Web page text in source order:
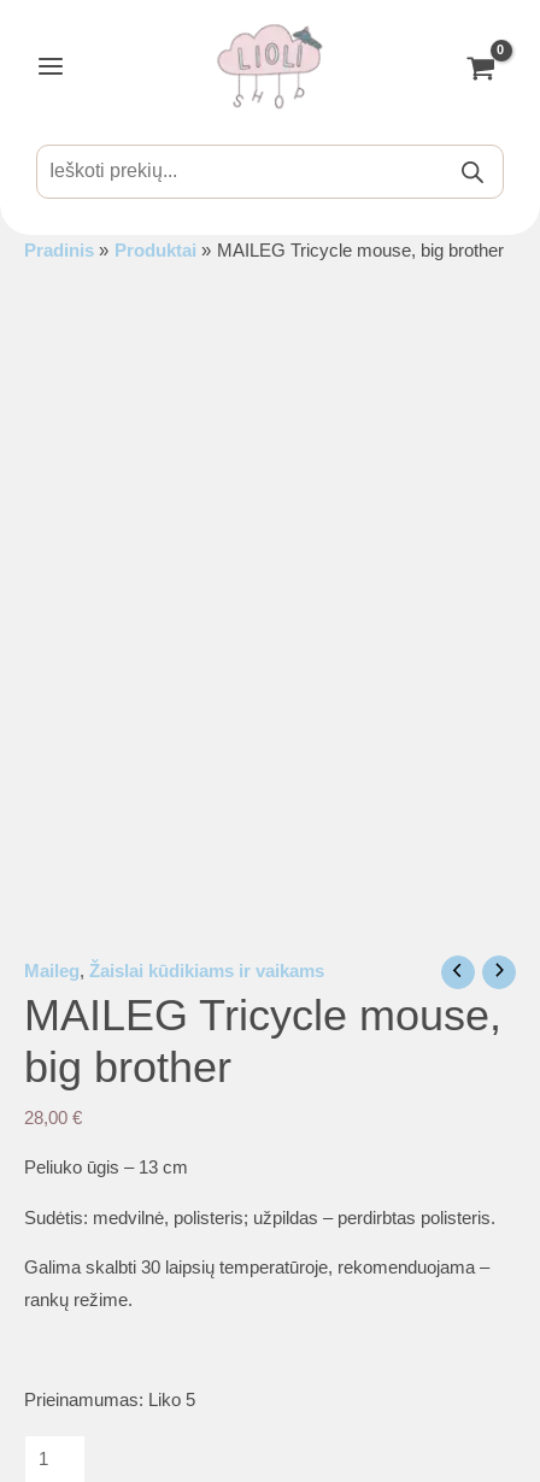
turinio
Products
search
Pradinis Produktai MAILEG Tricycle mouse, big brother
Maileg, Žaislai kūdikiams ir vaikams
MAILEG Tricycle mouse,
big brother
28,00 €
Peliuko ūgis – 13 cm
Sudėtis: medvilnė, polisteris; užpildas – perdirbtas polisteris.
Galima skalbti 30 laipsių temperatūroje, rekomenduojama –
rankų režime.
Prieinamumas: Liko 5
produkto